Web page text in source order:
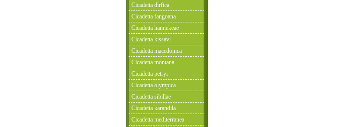
Cicadetta dirfica
Cicadetta fangoana
Cicadetta hannekeae
Cicadetta kissavi
Cicadetta macedonica
Cicadetta montana
Cicadetta petryi
Cicadetta olympica
Cicadetta sibillae
Cicadetta karandila
Cicadetta mediterranea